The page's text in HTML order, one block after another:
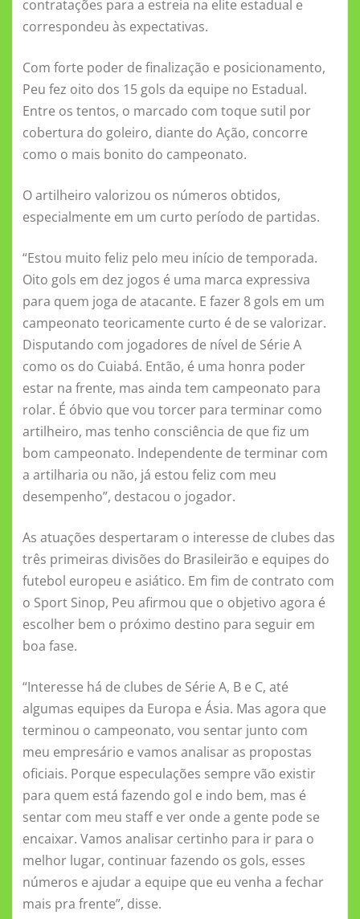
o
k
p er
ni
ki
contratações para a estreia na elite estadual e
correspondeu às expectativas.
Com forte poder de finalização e posicionamento,
Peu fez oito dos 15 gols da equipe no Estadual.
Entre os tentos, o marcado com toque sutil por
cobertura do goleiro, diante do Ação, concorre
como o mais bonito do campeonato.
O artilheiro valorizou os números obtidos,
especialmente em um curto período de partidas.
“Estou muito feliz pelo meu início de temporada.
Oito gols em dez jogos é uma marca expressiva
para quem joga de atacante. E fazer 8 gols em um
campeonato teoricamente curto é de se valorizar.
Disputando com jogadores de nível de Série A
como os do Cuiabá. Então, é uma honra poder
estar na frente, mas ainda tem campeonato para
rolar. É óbvio que vou torcer para terminar como
artilheiro, mas tenho consciência de que fiz um
bom campeonato. Independente de terminar com
a artilharia ou não, já estou feliz com meu
desempenho”, destacou o jogador.
As atuações despertaram o interesse de clubes das
três primeiras divisões do Brasileirão e equipes do
futebol europeu e asiático. Em fim de contrato com
o Sport Sinop, Peu afirmou que o objetivo agora é
escolher bem o próximo destino para seguir em
boa fase.
“Interesse há de clubes de Série A, B e C, até
algumas equipes da Europa e Ásia. Mas agora que
terminou o campeonato, vou sentar junto com
meu empresário e vamos analisar as propostas
oficiais. Porque especulações sempre vão existir
para quem está fazendo gol e indo bem, mas é
sentar com meu staff e ver onde a gente pode se
encaixar. Vamos analisar certinho para ir para o
melhor lugar, continuar fazendo os gols, esses
números e ajudar a equipe que eu venha a fechar
mais pra frente”, disse.